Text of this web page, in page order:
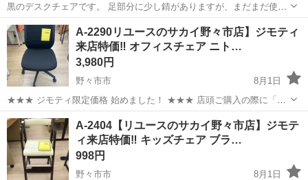
黒のデスクチェアです。 足部分に少し錆がありますが、まだまだ使っ
ていただけると思います。
石川 金沢市
A-2290リユースのサカイ野々市店】ジモティ
来店特価‼ オフィスチェア ニト…
3,980円
野々市市
8月1日
★★★ ジモティ限定価格 始めました！ ★★★ 店頭ご購入の際に「ジ
モティを見た」と言っていただくと、ジモティ限定価格(表示価格より
7%OFF)でのご購入が可能です。 是非、店頭にてスタッフまでお伝え
くださいませ。 ...
石川 野々市市 椅子
A-2404【リユースのサカイ野々市店】ジモテ
ィ来店特価‼ キッズチェア ブラ…
998円
野々市市
8月1日